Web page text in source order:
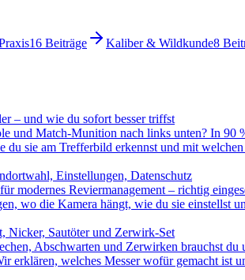
16 Beiträge Kaliber & Wildkunde8
– und wie du sofort besser triffst
und Match-Munition nach links unten? In
du sie am Trefferbild erkennst und mit
Einstellungen, Datenschutz
modernes Reviermanagement – richtig
wo die Kamera hängt, wie du sie einstellst
Nicker, Sautöter und Zerwirk-Set
Abschwarten und Zerwirken brauchst
erklären, welches Messer wofür gemacht ist